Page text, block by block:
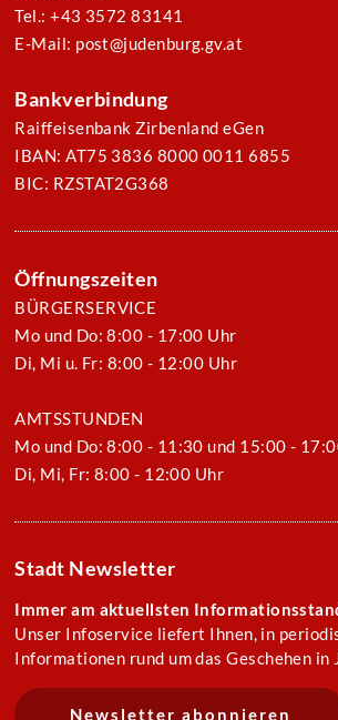
Tel.: +43 3572 83141
E-Mail: post@judenburg.gv.at
Bankverbindung
Raiffeisenbank Zirbenland eGen
IBAN: AT75 3836 8000 0011 6855
BIC: RZSTAT2G368
Öffnungszeiten
BÜRGERSERVICE
Mo und Do: 8:00 - 17:00 Uhr
Di, Mi u. Fr: 8:00 - 12:00 Uhr
AMTSSTUNDEN
Mo und Do: 8:00 - 11:30 und 15:00 -
Di, Mi, Fr: 8:00 - 12:00 Uhr
Stadt Newsletter
Immer am aktuellsten
Unser Infoservice liefert Ihnen, in
Informationen rund um das Geschehen in
Newsletter abonnieren